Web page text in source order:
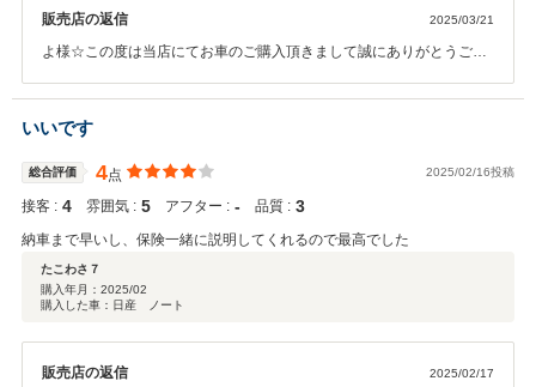
販売店の返信 2025/03/21
よ様☆この度は当店にてお車のご購入頂きまして誠にありがとうござ
お客様ファーストに努めて参ります。お気軽に当店に遊びに来て下さ
いませ☆本当にありがとうございました☆
いいです
総合評価 4点 2025/02/16投稿
接客 : 4 雰囲気 : 5 アフター : ‐ 品質 : 3
納車まで早いし、保険一緒に説明してくれるので最高でした
たこわさ７
購入年月： 2025/02
購入した車：日産 ノート
販売店の返信 2025/02/17